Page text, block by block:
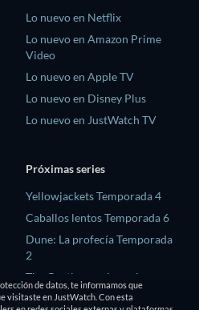
Lo nuevo en Netflix
Lo nuevo en Amazon Prime
Video
Lo nuevo en Apple TV
Lo nuevo en Disney Plus
Lo nuevo en JustWatch TV
Próximas series
Yellowjackets Temporada 4
Caballos lentos Temporada 6
Dune: La profecía Temporada
2
The Gentlemen: La serie
Temporada 2
de datos, te informamos que
visitaste en JustWatch. Con esta